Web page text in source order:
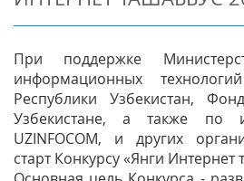
При поддержке
информационных
Республики Узбекистан,
Узбекистане, а также по
UZINFOCOM, и других
старт Конкурсу «Янги Интернет